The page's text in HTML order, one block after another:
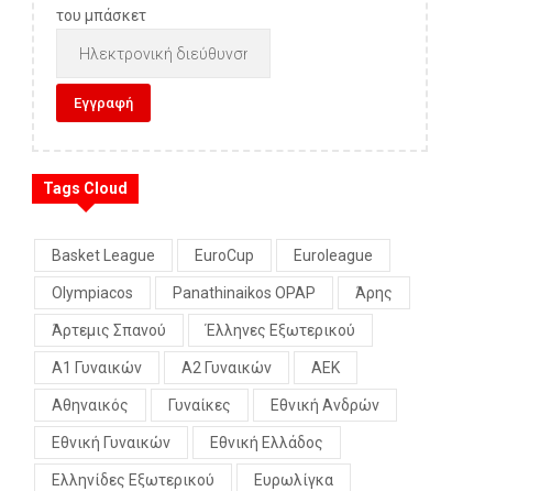
του μπάσκετ
Tags Cloud
Basket League EuroCup Euroleague
Olympiacos Panathinaikos OPAP Άρης
Άρτεμις Σπανού Έλληνες Εξωτερικού
Α1 Γυναικών Α2 Γυναικών ΑΕΚ
Αθηναικός Γυναίκες Εθνική Ανδρών
Εθνική Γυναικών Εθνική Ελλάδος
Ελληνίδες Εξωτερικού Ευρωλίγκα